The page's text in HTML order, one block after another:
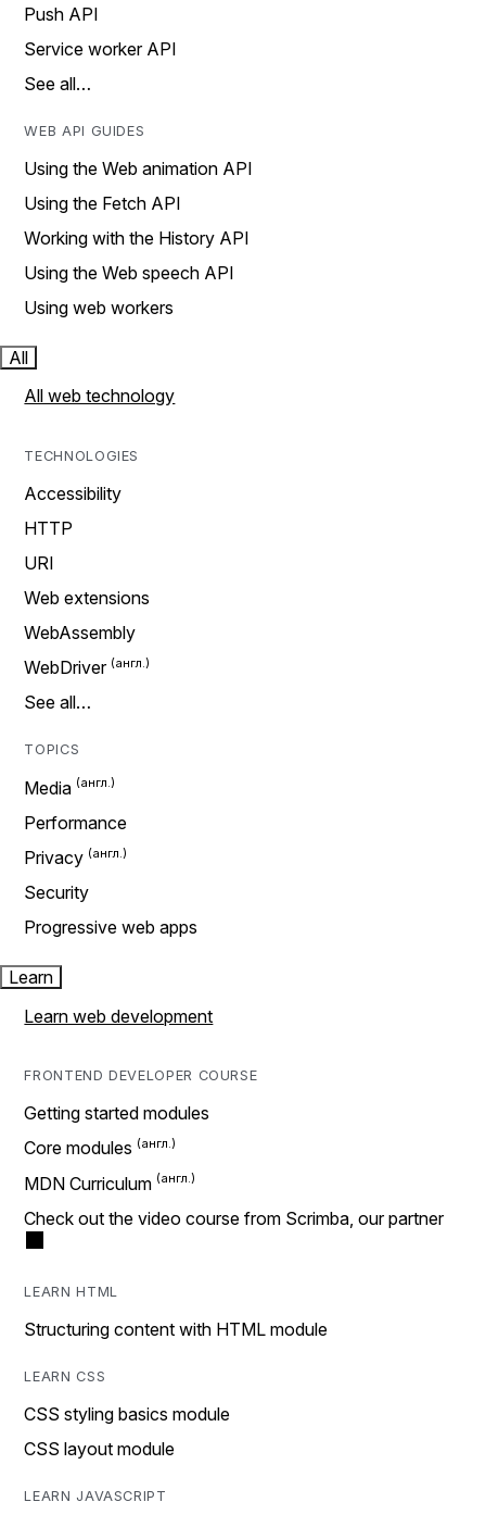
Push API
Service worker API
See all…
WEB API GUIDES
Using the Web animation API
Using the Fetch API
Working with the History API
Using the Web speech API
Using web workers
All
All web technology
TECHNOLOGIES
Accessibility
HTTP
URI
Web extensions
WebAssembly
WebDriver
See all…
TOPICS
Media
Performance
Privacy
Security
Progressive web apps
Learn
Learn web development
FRONTEND DEVELOPER COURSE
Getting started modules
Core modules
MDN Curriculum
Check out the video course from Scrimba, our partner
LEARN HTML
Structuring content with HTML module
LEARN CSS
CSS styling basics module
CSS layout module
LEARN JAVASCRIPT